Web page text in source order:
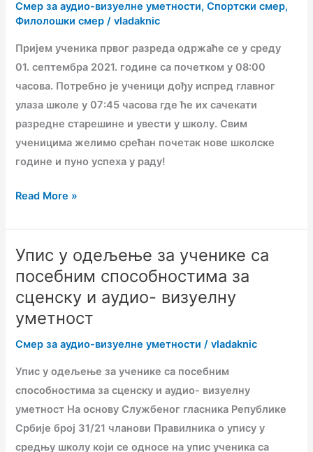
Смер за аудио-визуелне уметности,Спортски смер,
Филолошки смер /vladaknic
Пријем ученика првог разреда одржаће се у среду
01. септембра 2021. године са почетком у 08:00
часова. Потребно је ученици дођу испред главног
улаза школе у 07:45 часова где ће их сачекати
разредне старешине и увести у школу. Свим
ученицима желимо срећан почетак нове школске
године и пуно успеха у раду!
Read More »
Упис у одељење за ученике са
посебним способностима за
сценску и аудио- визуелну
уметност
Смер за аудио-визуелне уметности /vladaknic
Упис у одељење за ученике са посебним
способностима за сценску и аудио- визуелну
уметност На основу Службеног гласника Републике
Србије број 31/21 чланови Правилника о упису у
средњу школу који се односе на упис ученика са
Упис
у
одељење
ученике
са
посебним
способностима
за
сценску
и